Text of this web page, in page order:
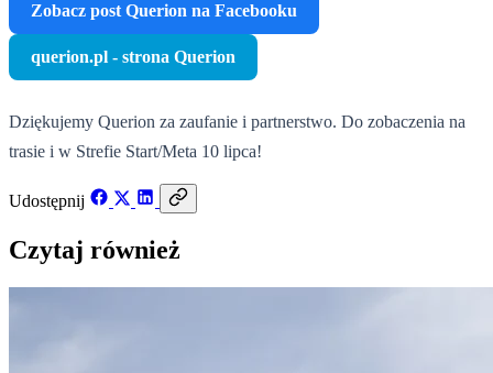
Zobacz post Querion na Facebooku
querion.pl - strona Querion
Dziękujemy Querion za zaufanie i partnerstwo. Do zobaczenia na
trasie i w Strefie Start/Meta 10 lipca!
Udostępnij
Czytaj również